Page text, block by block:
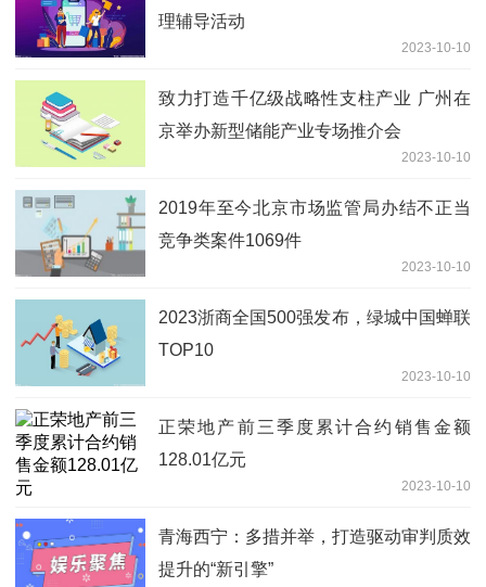
理辅导活动
2023-10-10
致力打造千亿级战略性支柱产业 广州在
京举办新型储能产业专场推介会
2023-10-10
2019年至今北京市场监管局办结不正当
竞争类案件1069件
2023-10-10
2023浙商全国500强发布，绿城中国蝉联
TOP10
2023-10-10
正荣地产前三季度累计合约销售金额
128.01亿元
2023-10-10
青海西宁：多措并举，打造驱动审判质效
提升的“新引擎”